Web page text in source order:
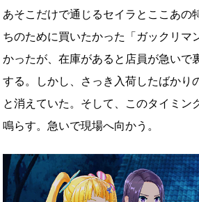
あそこだけで通じるセイラとここあの
ちのために買いたかった「ガックリマ
かったが、在庫があると店員が急いで
する。しかし、さっき入荷したばかり
と消えていた。そして、このタイミン
鳴らす。急いで現場へ向かう。